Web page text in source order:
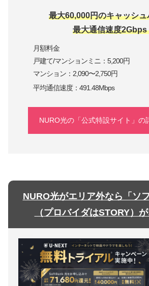
最大60,000円のキャッシュ
最大通信速度2Gbps
月額料金
戸建て/マンションミニ：5,200円
マンション：2,090〜2,750円
平均通信速度：491.48Mbps
NURO光の「公式特設サイト」の
NURO光がエリア外なら「ソ
（プロバイダはSTORY）